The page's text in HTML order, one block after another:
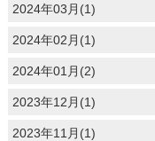
2024年03月(1)
2024年02月(1)
2024年01月(2)
2023年12月(1)
2023年11月(1)